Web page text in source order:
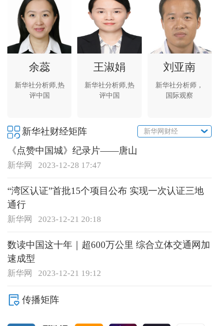
余蕊
新华社分析师,热
评中国
王淑娟
新华社分析师,热
评中国
刘亚南
新华社分析师，
国际观察
新华社财经矩阵 新华网财经
《点赞中国城》纪录片——唐山
新华网 2023-12-28 17:47
“湾区认证”首批15个项目公布 实现一次认证三地
通行
新华网 2023-12-21 20:18
数读中国这十年｜超600万公里 综合立体交通网加
速成型
新华网 2023-12-21 19:12
传播矩阵